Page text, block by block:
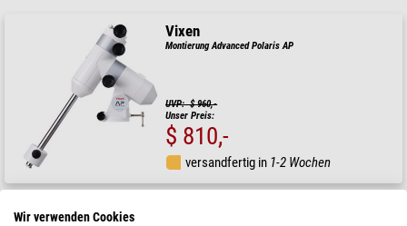
Vixen
Montierung Advanced Polaris AP
UVP: $ 960,-
Unser Preis:
$ 810,-
versandfertig in 1-2 Wochen
Wir verwenden Cookies